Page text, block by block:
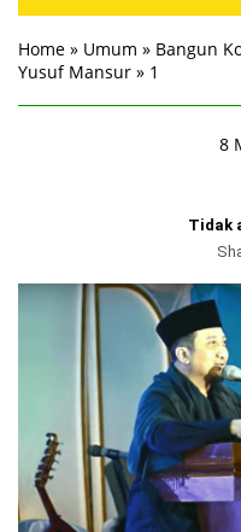
Home » Umum » Bangun
Yusuf Mansur » 1
8
Tidak